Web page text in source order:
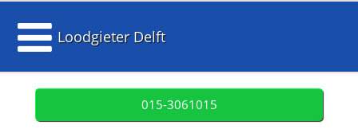
Loodgieter Delft
015-3061015